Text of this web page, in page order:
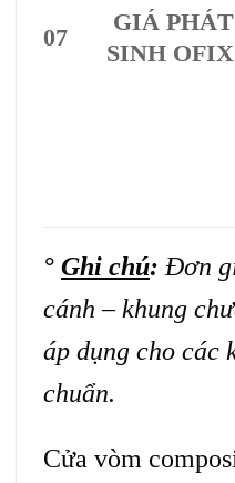
07
GIÁ PHÁT
SINH OFIX
° Ghi chú: Đơn
cánh – khung
áp dụng cho các
chuẩn.
Cửa vòm